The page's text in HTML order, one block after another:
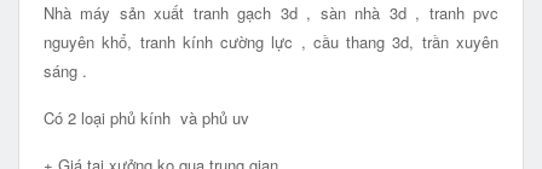
Nhà máy sản xuất tranh gạch 3d , sàn nhà 3d , tranh pvc
nguyên khổ, tranh kính cường lực , cầu thang 3d, trần xuyên
sáng .
Có 2 loại phủ kính và phủ uv